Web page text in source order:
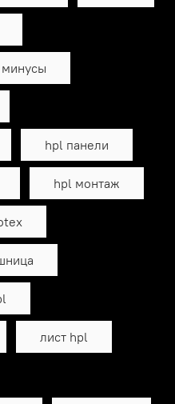
hpl панели
hpl монтаж
лист hpl